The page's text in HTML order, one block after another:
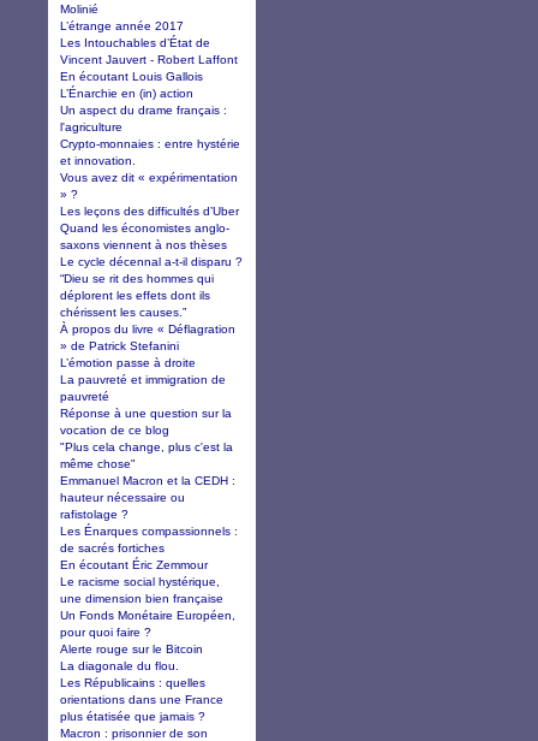
Molinié
L’étrange année 2017
Les Intouchables d’État de
Vincent Jauvert - Robert Laffont
En écoutant Louis Gallois
L’Énarchie en (in) action
Un aspect du drame français :
l'agriculture
Crypto-monnaies : entre hystérie
et innovation.
Vous avez dit « expérimentation
» ?
Les leçons des difficultés d’Uber
Quand les économistes anglo-
saxons viennent à nos thèses
Le cycle décennal a-t-il disparu ?
“Dieu se rit des hommes qui
déplorent les effets dont ils
chérissent les causes.”
À propos du livre « Déflagration
» de Patrick Stefanini
L’émotion passe à droite
La pauvreté et immigration de
pauvreté
Réponse à une question sur la
vocation de ce blog
"Plus cela change, plus c'est la
même chose"
Emmanuel Macron et la CEDH :
hauteur nécessaire ou
rafistolage ?
Les Énarques compassionnels :
de sacrés fortiches
En écoutant Éric Zemmour
Le racisme social hystérique,
une dimension bien française
Un Fonds Monétaire Européen,
pour quoi faire ?
Alerte rouge sur le Bitcoin
La diagonale du flou.
Les Républicains : quelles
orientations dans une France
plus étatisée que jamais ?
Macron : prisonnier de son